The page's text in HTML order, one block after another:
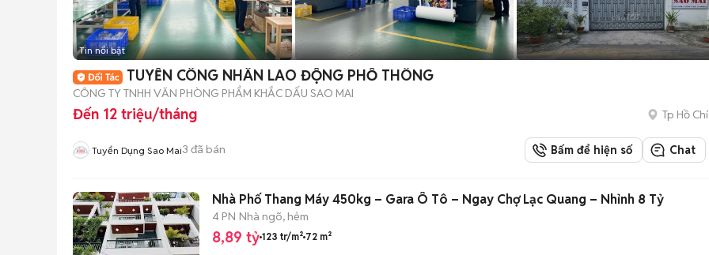
Tin nổi bật
TUYỂN CÔNG NHÂN LAO ĐỘNG PHỔ THÔNG
CÔNG TY TNHH VĂN PHÒNG PHẨM KHẮC DẤU SAO MAI
Đến 12 triệu/tháng Tp Hồ
Tuyển Dụng Sao Mai3 đã bán Bấm để hiện số Chat
Nhà Phố Thang Máy 450kg – Gara Ô Tô – Ngay Chợ Lạc Quang – Nhỉnh 8 Tỷ
4 PN Nhà ngõ, hẻm
8,89 tỷ 123 tr/m² 72 m²